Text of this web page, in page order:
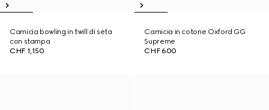
Camicia bowling in twill di seta
con stampa
CHF 1,150
Camicia in cotone Oxford GG
Supreme
CHF 600